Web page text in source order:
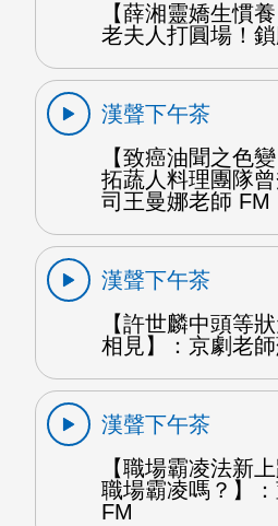
【薛湘靈嬌生慣
老夫人打圓場！
漢聲下午茶
【致癌油聞之色
拓蔬人料理團隊
司王曼娜老師 FM
漢聲下午茶
【許世麟中頭等
相見】：京劇老
漢聲下午茶
【職場霸凌法新
職場霸凌嗎？】
FM